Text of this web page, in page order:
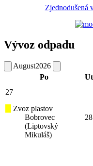
Zjednodušená
Vývoz odpadu
August2026
Po
Ut
27
Zvoz plastov
Bobrovec
(Liptovský
Mikuláš)
28